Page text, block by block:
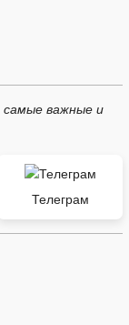
важные и
Телеграм